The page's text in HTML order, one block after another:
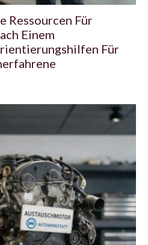
Ressourcen Für
Einem
Für